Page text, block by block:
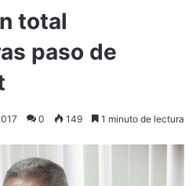
total
paso de
0 149 1 minuto de lectura